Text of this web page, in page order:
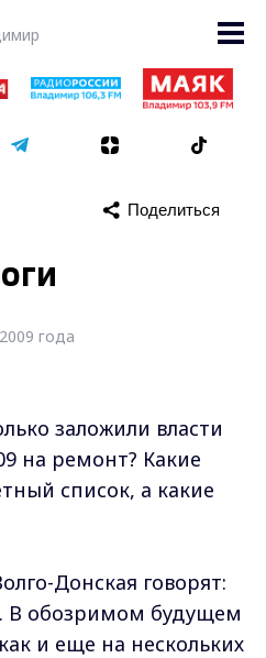
Поделиться
года
заложили власти
на ремонт? Какие
список, а какие
Донская говорят:
В обозримом будущем
и еще на нескольких